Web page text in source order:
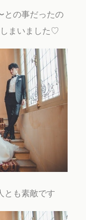
との事だったの
まいました♡
とも素敵です